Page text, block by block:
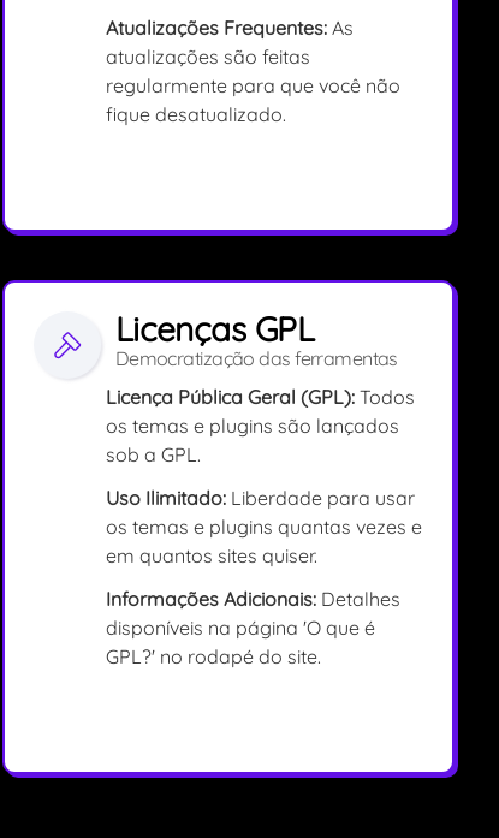
Atualizações Frequentes:As
atualizações são feitas
regularmente para que você não
fique desatualizado.
Licenças GPL
Democratização das ferramentas
Licença Pública Geral (GPL): Todos
os temas e plugins são lançados
sob a GPL.
Uso Ilimitado:Liberdade para usar
os temas e plugins quantas vezes e
em quantos sites quiser.
Informações Adicionais:Detalhes
disponíveis na página 'O que é
GPL?' no rodapé do site.